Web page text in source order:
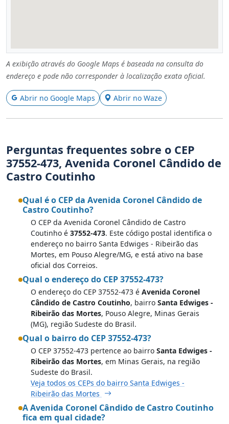
A exibição através do Google Maps é baseada na consulta do
endereço e pode não corresponder à localização exata oficial.
Abrir no Google Maps Abrir no Waze
Perguntas frequentes sobre o CEP
37552-473, Avenida Coronel Cândido de
Castro Coutinho
Qual é o CEP da Avenida Coronel Cândido de
Castro Coutinho?
O CEP da Avenida Coronel Cândido de Castro
Coutinho é 37552-473. Este código postal identifica o
endereço no bairro Santa Edwiges - Ribeirão das
Mortes, em Pouso Alegre/MG, e está ativo na base
oficial dos Correios.
Qual o endereço do CEP 37552-473?
O endereço do CEP 37552-473 é Avenida Coronel
Cândido de Castro Coutinho, bairro Santa Edwiges -
Ribeirão das Mortes, Pouso Alegre, Minas Gerais
(MG), região Sudeste do Brasil.
Qual o bairro do CEP 37552-473?
O CEP 37552-473 pertence ao bairro Santa Edwiges -
Ribeirão das Mortes, em Minas Gerais, na região
Sudeste do Brasil.
Veja todos os CEPs do bairro Santa Edwiges -
Ribeirão das Mortes
A Avenida Coronel Cândido de Castro Coutinho
fica em qual cidade?